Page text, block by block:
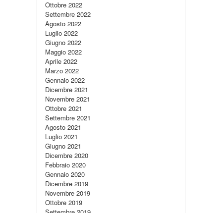
Ottobre 2022
Settembre 2022
Agosto 2022
Luglio 2022
Giugno 2022
Maggio 2022
Aprile 2022
Marzo 2022
Gennaio 2022
Dicembre 2021
Novembre 2021
Ottobre 2021
Settembre 2021
Agosto 2021
Luglio 2021
Giugno 2021
Dicembre 2020
Febbraio 2020
Gennaio 2020
Dicembre 2019
Novembre 2019
Ottobre 2019